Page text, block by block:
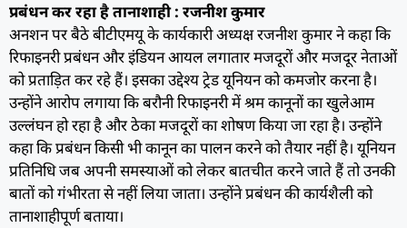
प्रबंधन कर रहा है तानाशाही : रजनीश कुमार
अनशन पर बैठे बीटीएमयू के कार्यकारी अध्यक्ष रजनीश कुमार ने कहा कि
रिफाइनरी प्रबंधन और इंडियन आयल लगातार मजदूरों और मजदूर नेताओं
को प्रताड़ित कर रहे हैं। इसका उद्देश्य ट्रेड यूनियन को कमजोर करना है।
उन्होंने आरोप लगाया कि बरौनी रिफाइनरी में श्रम कानूनों का खुलेआम
उल्लंघन हो रहा है और ठेका मजदूरों का शोषण किया जा रहा है। उन्होंने
कहा कि प्रबंधन किसी भी कानून का पालन करने को तैयार नहीं है। यूनियन
प्रतिनिधि जब अपनी समस्याओं को लेकर बातचीत करने जाते हैं तो उनकी
बातों को गंभीरता से नहीं लिया जाता। उन्होंने प्रबंधन की कार्यशैली को
तानाशाहीपूर्ण बताया।